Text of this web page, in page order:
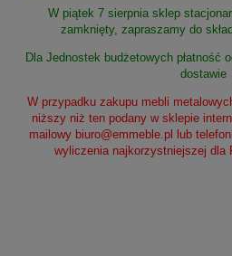
W piątek 7 sierpnia sklep
zamknięty, zapraszamy do
Dla Jednostek budżetowych płatność
dostawie
W przypadku zakupu mebli
niższy niż ten podany w sklepie
mailowy biuro@emmeble.pl
lub
wyliczenia najkorzystniejszej dla